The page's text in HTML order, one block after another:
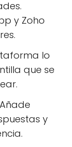
y Zoho
lo
que se
Añade
y